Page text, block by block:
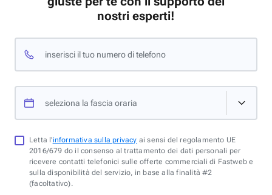
nostri esperti!
inserisci il tuo numero di telefono
seleziona la fascia oraria
Letta l'informativa sulla privacy ai sensi del regolamento UE
2016/679 do il consenso al trattamento dei dati personali per
ricevere contatti telefonici sulle offerte commerciali di Fastweb e
sulla disponibilità del servizio, in base alla finalità #2
(facoltativo).